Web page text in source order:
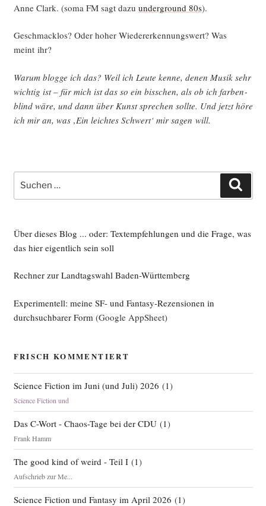
Anne Clark. (soma FM sagt dazu under­ground 80s).
Geschmack­los? Oder hoher Wie­der­erken­nungs­wert? Was
meint ihr?
War­um blog­ge ich das? Weil ich Leu­te ken­ne, denen Musik sehr
wich­tig ist – für mich ist das so ein biss­chen, als ob ich far­ben­
blind wäre, und dann über Kunst spre­chen soll­te. Und jetzt höre
ich mir an, was ‚Ein leich­tes Schwert‘ mir sagen will.
Suche
nach:
Über dieses Blog ... oder: Textempfehlungen und die Frage, was
das hier eigentlich sein soll
Rechner zur Landtagswahl Baden-Württemberg
Experimentell: meine SF- und Fantasy-Rezensionen in
durchsuchbarer Form (Google AppSheet)
FRISCH KOMMENTIERT
Science Fiction im Juni (und Juli) 2026 (1)
Science Fiction und
Das C-Wort - Chaos-Tage bei der CDU(1)
Frank Hamm
The good kind of weird - Teil I(1)
Aufschrieb zur Me...
Science Fiction und Fantasy im April 2026 (1)